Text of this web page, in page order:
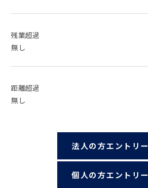
残業超過
無し
距離超過
無し
法人の方エントリー
個人の方エントリー